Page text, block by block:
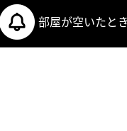
部屋が空いたと